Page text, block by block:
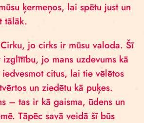
ķermeņos, lai spētu just un
tālāk.
jo cirks ir mūsu valoda. Šī
jo mans uzdevums kā
citus, lai tie vēlētos
un ziedētu kā puķes.
– tas ir kā gaisma, ūdens un
Tāpēc savā veidā šī būs